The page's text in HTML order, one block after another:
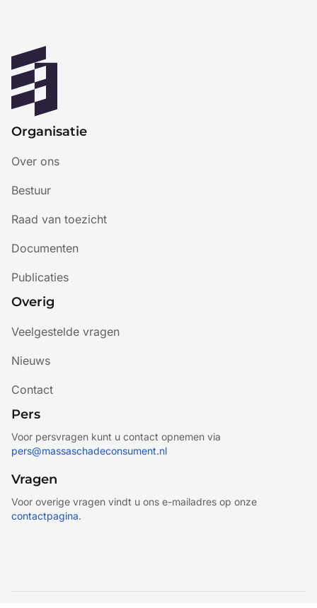
Organisatie
Over ons
Bestuur
Raad van toezicht
Documenten
Publicaties
Overig
Veelgestelde vragen
Nieuws
Contact
Pers
Voor persvragen kunt u contact opnemen via
pers@massaschadeconsument.nl
Vragen
Voor overige vragen vindt u ons e-mailadres op onze
contactpagina.